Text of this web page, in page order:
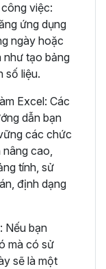
việc:
ứng dụng
ngày hoặc
như tạo bảng
số liệu.
Excel: Các
dẫn bạn
các chức
nâng cao,
tính, sử
định dạng
Nếu bạn
mà có sử
sẽ là một